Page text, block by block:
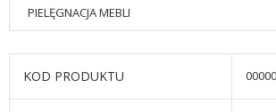
PIELĘGNACJA MEBLI
KOD PRODUKTU